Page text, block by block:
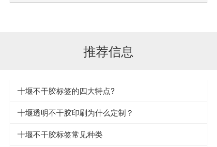
推荐信息
十堰不干胶标签的四大特点?
十堰透明不干胶印刷为什么定制？
十堰不干胶标签常见种类